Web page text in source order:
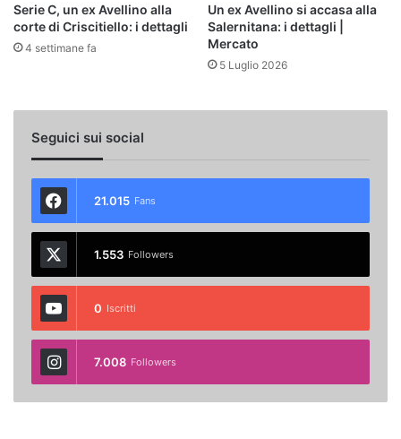
Serie C, un ex Avellino alla
corte di Criscitiello: i dettagli
4 settimane fa
Un ex Avellino si accasa alla
Salernitana: i dettagli |
Mercato
5 Luglio 2026
Seguici sui social
21.015 Fans
1.553 Followers
0 Iscritti
7.008 Followers